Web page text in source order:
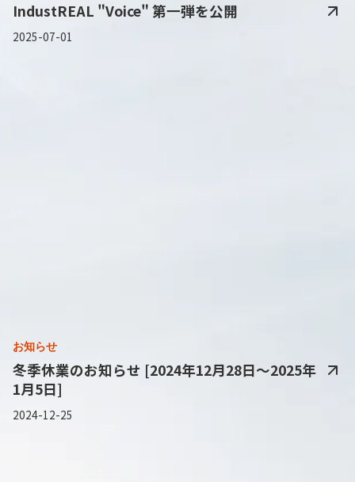
IndustREAL "Voice" 第一弾を公開
2025-07-01
お知らせ
冬季休業のお知らせ [2024年12月28日～2025年
1月5日]
2024-12-25